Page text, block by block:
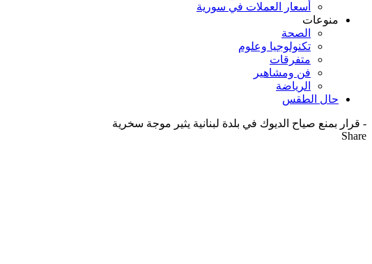
أسعار العملات في سورية
منوعات
الصحة
تكنولوجيا وعلوم
متفرقات
فن ومشاهير
الرياضة
حال الطقس
- قرار بمنع صياح الديوك في بلدة لبنانية يثير موجة سخرية
Share